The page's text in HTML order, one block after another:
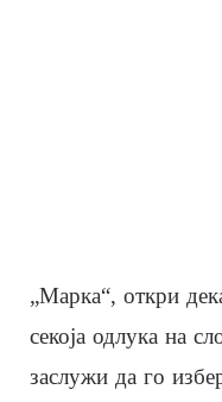
„Марка“, откри
секоја одлука на
заслужи да го